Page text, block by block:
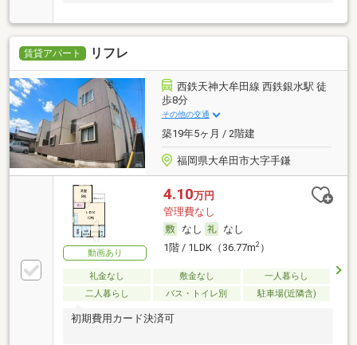
賃貸アパート リフレ
西鉄天神大牟田線 西鉄銀水駅 徒
歩8分
その他の交通
築19年5ヶ月 / 2階建
福岡県大牟田市大字手鎌
動画あり
4.10万円
管理費なし
なし
なし
1階 / 1LDK（36.77m2）
礼金なし 敷金なし
一人暮らし
二人暮らし
バス・トイレ別 駐車場(近隣含)
初期費用カード決済可